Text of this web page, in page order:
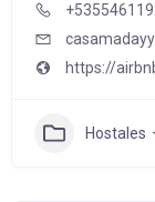
https://
Hostales